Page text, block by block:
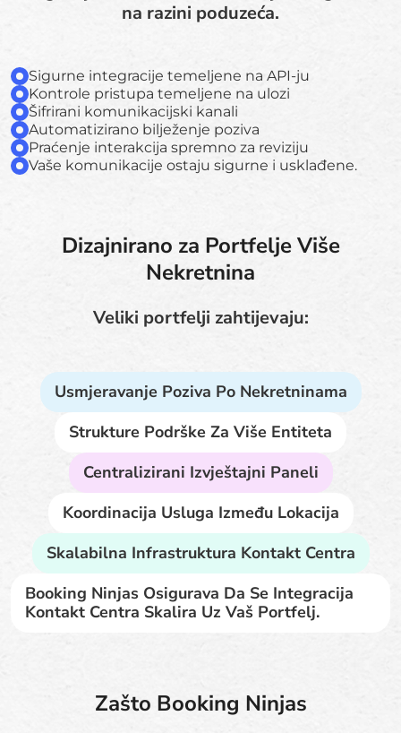
na razini poduzeća.
Sigurne integracije temeljene na API-ju
Kontrole pristupa temeljene na ulozi
Šifrirani komunikacijski kanali
Automatizirano bilježenje poziva
Praćenje interakcija spremno za reviziju
Vaše komunikacije ostaju sigurne i usklađene.
Dizajnirano za Portfelje Više
Nekretnina
Veliki portfelji zahtijevaju:
Usmjeravanje Poziva Po Nekretninama
Strukture Podrške Za Više Entiteta
Centralizirani Izvještajni Paneli
Koordinacija Usluga Između Lokacija
Skalabilna Infrastruktura Kontakt Centra
Booking Ninjas Osigurava Da Se Integracija
Kontakt Centra Skalira Uz Vaš Portfelj.
Zašto Booking Ninjas